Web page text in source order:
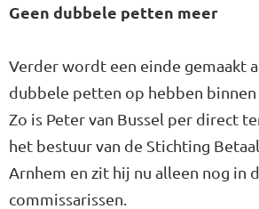
Geen dubbele petten meer
Verder wordt een einde gemaakt
dubbele petten op hebben binnen
Zo is Peter van Bussel per direct
het bestuur van de Stichting
Arnhem en zit hij nu alleen nog in
commissarissen.